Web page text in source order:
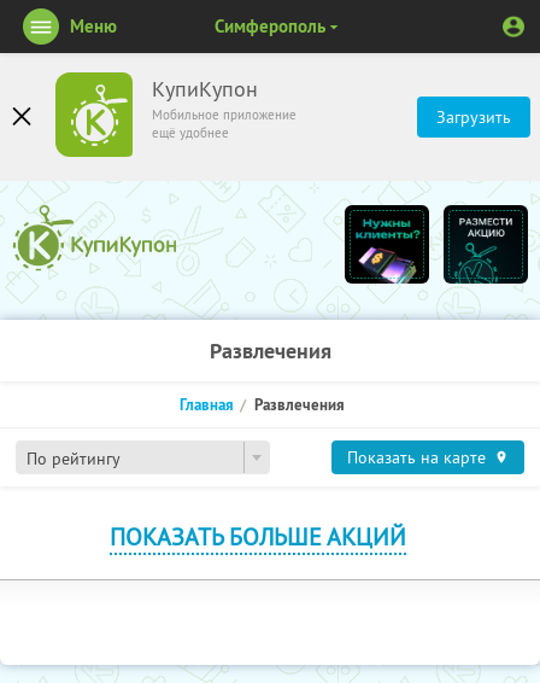
КупиКупон
Мобильное приложение
ещё удобнее
Загрузить
Меню Симферополь
Развлечения
По рейтингу
Главная Развлечения
Показать на карте
ПОКАЗАТЬ БОЛЬШЕ АКЦИЙ